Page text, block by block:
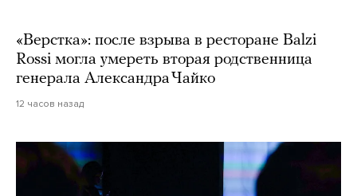
«Верстка»: после взрыва в ресторане Balzi
Rossi могла умереть вторая родственница
генерала Александра Чайко
12 часов назад